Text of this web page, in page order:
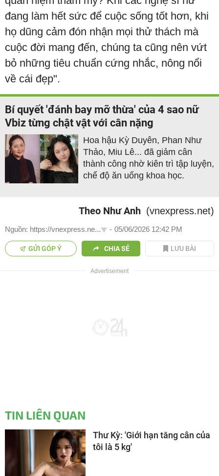
đang làm hết sức để cuộc sống tốt hơn, khi
họ dũng cảm đón nhận mọi thử thách mà
cuộc đời mang đến, chúng ta cũng nên vứt
bỏ những tiêu chuẩn cứng nhắc, nông nổi
về cái đẹp".
Bí quyết 'đánh bay mỡ thừa' của 4 sao nữ
Vbiz từng chật vật với cân nặng
Hoa hậu Kỳ Duyên, Phan Như
Thảo, Miu Lê... đã giảm cân
thành công nhờ kiên trì tập luyện,
chế độ ăn uống khoa học.
Theo Như Anh (vnexpress.net)
Nguồn: https://vnexpress.ne... - 05/06/2026 12:42 PM
GỬI GÓP Ý CHIA SẺ LƯU BÀI
TIN LIÊN QUAN
Thư Kỳ: 'Giới hạn tăng cân của
tôi là 5 kg'